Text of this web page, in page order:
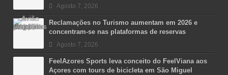
Agosto 7, 2026
Reclamações no Turismo aumentam em 2026 e
concentram-se nas plataformas de reservas
Agosto 7, 2026
FeelAzores Sports leva conceito do FeelViana aos
Açores com tours de bicicleta em São Miguel